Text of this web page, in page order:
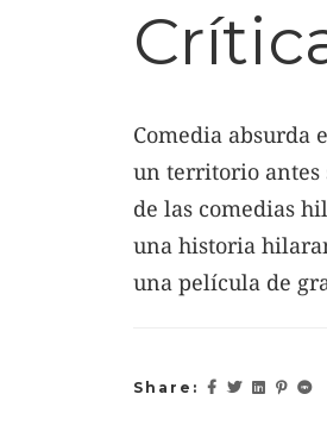
Comedia absurda
un territorio antes
de las comedias
una historia
una película de
Share: